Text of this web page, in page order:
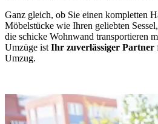
Ganz gleich, ob Sie einen kompletten
Möbelstücke wie Ihren geliebten
die schicke Wohnwand transportieren
Umzüge ist Ihr zuverlässiger Partner
Umzug.